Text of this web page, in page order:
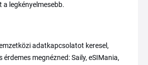
a legkényelmesebb.
adatkapcsolatot keresel,
megnézned: Saily, eSIMania,